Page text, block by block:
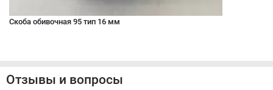
Скоба обивочная 95 тип 16 мм
Отзывы и вопросы